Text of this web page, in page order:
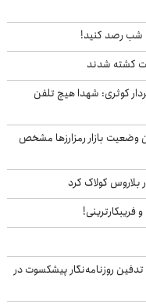
شب رصد کنید!
کشته شدند
کوثری: شهدا هیچ تلفن
آخرین وضعیت بازار رمزارزها مشخص
بلاروس کولاک کرد
فریبکارترینی!
روزنامه‌نگار پیشکسوت در